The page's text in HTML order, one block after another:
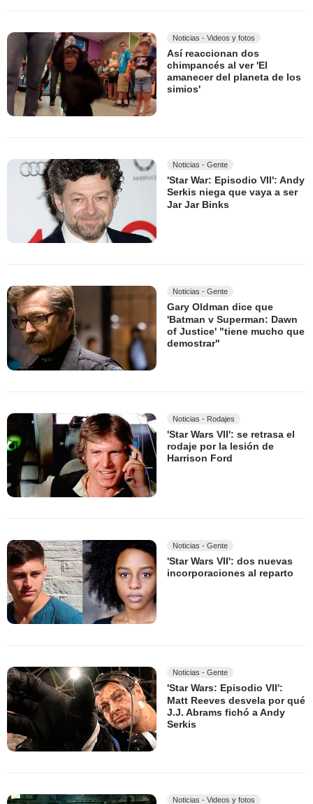
Noticias - Videos y fotos
Así reaccionan dos
chimpancés al ver 'El
amanecer del planeta de los
simios'
Noticias - Gente
'Star War: Episodio VII': Andy
Serkis niega que vaya a ser
Jar Jar Binks
Noticias - Gente
Gary Oldman dice que
'Batman v Superman: Dawn
of Justice' "tiene mucho que
demostrar"
Noticias - Rodajes
'Star Wars VII': se retrasa el
rodaje por la lesión de
Harrison Ford
Noticias - Gente
'Star Wars VII': dos nuevas
incorporaciones al reparto
Noticias - Gente
'Star Wars: Episodio VII':
Matt Reeves desvela por qué
J.J. Abrams fichó a Andy
Serkis
Noticias - Videos y fotos